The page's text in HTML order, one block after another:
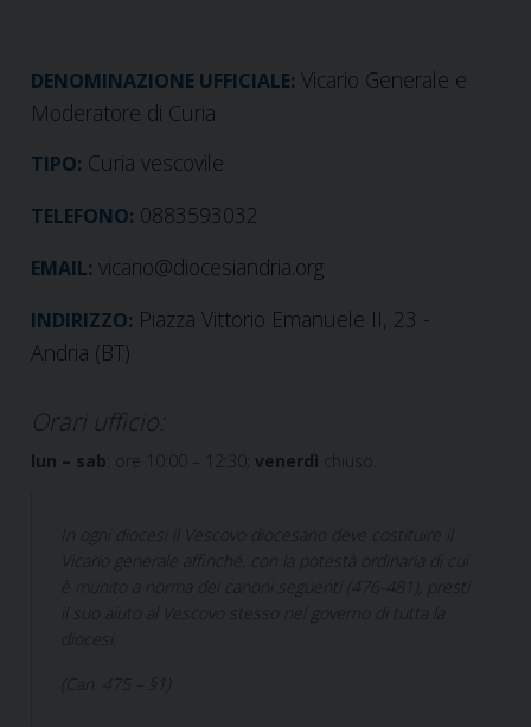
DENOMINAZIONE UFFICIALE: Vicario Generale e
Moderatore di Curia
TIPO: Curia vescovile
TELEFONO: 0883593032
EMAIL: vicario@diocesiandria.org
INDIRIZZO: Piazza Vittorio Emanuele II, 23 -
Andria (BT)
Orari ufficio:
lun – sab : ore 10:00 – 12:30; venerdì chiuso.
è munito a norma dei canoni seguenti (476-481), presti
(Can. 475 – §1)